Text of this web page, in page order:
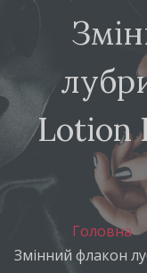
Lotion
Головна
Змінний флакон